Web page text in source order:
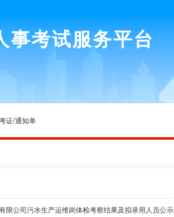
事考试服务平台
证/通知单
限公司污水生产运维岗体检考察结果及拟录用人员公示